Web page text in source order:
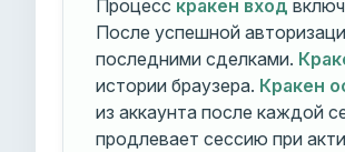
Процесс кракен вход
После успешной
последними сделками.
истории браузера. Кракен
из аккаунта после каждой
продлевает сессию при